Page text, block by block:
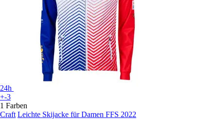
24h
+-3
1 Farben
Craft Leichte Skijacke für Damen FFS 2022